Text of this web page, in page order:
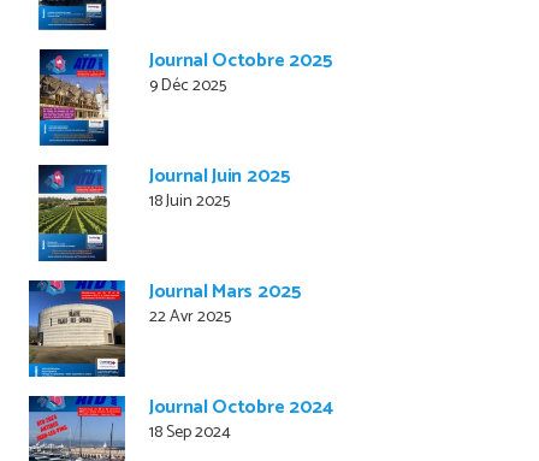
Journal Octobre 2025
9 Déc 2025
Journal Juin 2025
18 Juin 2025
Journal Mars 2025
22 Avr 2025
Journal Octobre 2024
18 Sep 2024